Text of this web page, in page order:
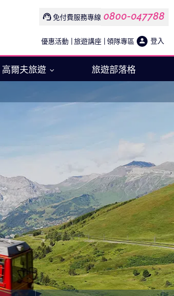
免付費服務專線 0800-047788
優惠活動 旅遊講座 領隊專區 登入
高爾夫旅遊 旅遊部落格